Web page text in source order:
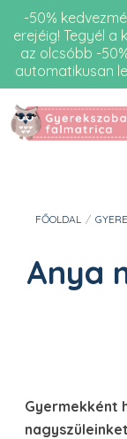
-50%
erejéig! Tegyél a
az olcsóbb -
automatikusan
FŐOLDAL /
Anya
Gyermekként